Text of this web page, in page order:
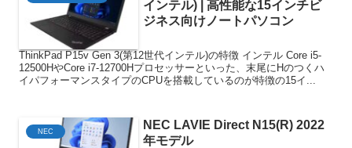
インテル) | 高性能な15インチビ
ジネス向けノートパソコン
ThinkPad P15v Gen 3(第12世代インテル)の特徴 インテル Core i5-
12500HやCore i7-12700Hプロセッサーといった、末尾にHのつくハ
イパフォーマンスタイプのCPUを搭載しているのが特徴の15イ...
NEC
NEC LAVIE Direct N15(R) 2022
年モデル